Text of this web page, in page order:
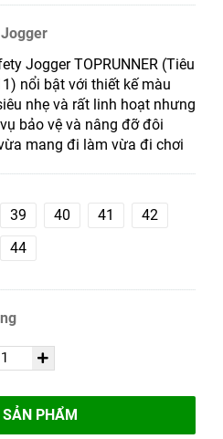
Jogger TOPRUNNER (Tiêu
nổi bật với thiết kế màu
nhẹ và rất linh hoạt nhưng
bảo vệ và nâng đỡ đôi
mang đi làm vừa đi chơi
39 40 41
42
44
SẢN PHẨM